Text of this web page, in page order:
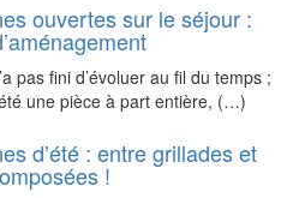
ouvertes sur le séjour :
pas fini d’évoluer au fil du temps ;
une pièce à part entière, (…)
d’été : entre grillades et
!